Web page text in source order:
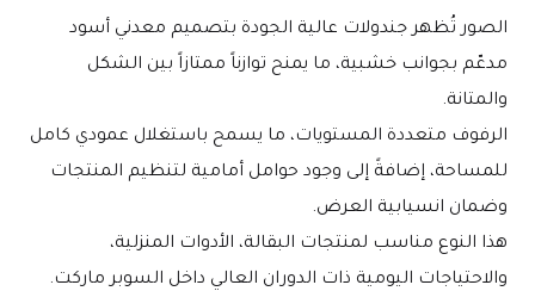
والمتانة.
وضمان انسيابية العرض.
والاحتياجات اليومية ذات الدوران العالي داخل السوبر ماركت.